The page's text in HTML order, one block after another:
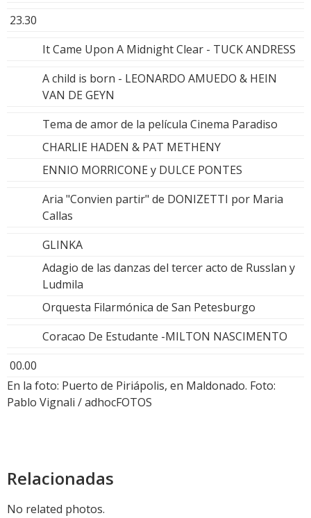
23.30
It Came Upon A Midnight Clear - TUCK ANDRESS
A child is born - LEONARDO AMUEDO & HEIN
VAN DE GEYN
Tema de amor de la película Cinema Paradiso
CHARLIE HADEN & PAT METHENY
ENNIO MORRICONE y DULCE PONTES
Aria "Convien partir" de DONIZETTI por Maria
Callas
GLINKA
Adagio de las danzas del tercer acto de Russlan y
Ludmila
Orquesta Filarmónica de San Petesburgo
Coracao De Estudante -MILTON NASCIMENTO
00.00
En la foto: Puerto de Piriápolis, en Maldonado. Foto:
Pablo Vignali / adhocFOTOS
Relacionadas
No related photos.